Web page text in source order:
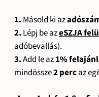
1. Másold ki az
2. Lépj be azeSZJA
adóbevallás).
3.Add le az1%
mindössze2 percaz